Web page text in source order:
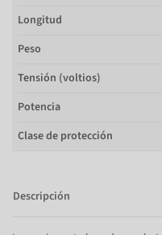
Longitud
Peso
Tensión (voltios)
Potencia
Clase de protección
Descripción